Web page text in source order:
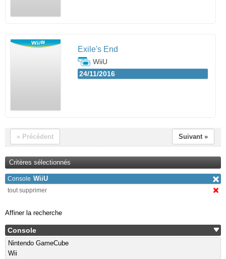
Exile's End
WiiU
24/11/2016
« Précédent Suivant »
Critères sélectionnés
Console WiiU
tout supprimer
Affiner la recherche
Console
Nintendo GameCube
Wii